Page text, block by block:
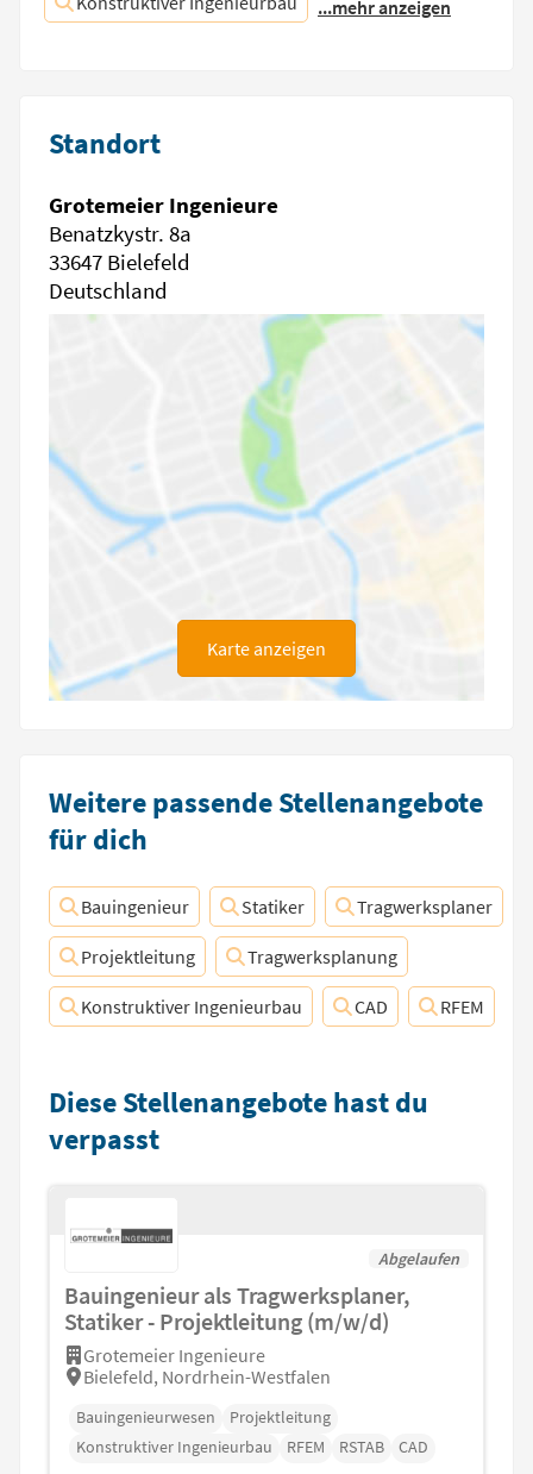
...mehr anzeigen
Standort
Grotemeier Ingenieure
Benatzkystr. 8a
33647 Bielefeld
Deutschland
Karte anzeigen
Weitere passende Stellenangebote
für dich
Bauingenieur Statiker Tragwerksplaner
Projektleitung Tragwerksplanung
Konstruktiver Ingenieurbau CAD RFEM
Diese Stellenangebote hast du
verpasst
Abgelaufen
Bauingenieur als Tragwerksplaner,
Statiker - Projektleitung (m/w/d)
Grotemeier Ingenieure
Bielefeld, Nordrhein-Westfalen
Bauingenieurwesen
Projektleitung
Konstruktiver Ingenieurbau
RFEM RSTAB CAD